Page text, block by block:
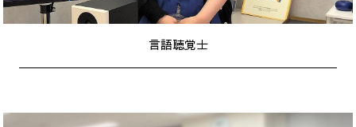
言語聴覚士